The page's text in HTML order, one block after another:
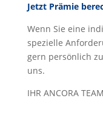
Jetzt Prämie
Wenn Sie eine
spezielle
gern persönlich
uns.
IHR ANCORA TEAM